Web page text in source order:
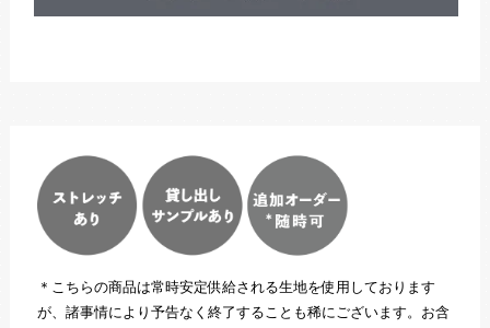
＊こちらの商品は常時安定供給される生地を使用しております
が、諸事情により予告なく終了することも稀にございます。お含